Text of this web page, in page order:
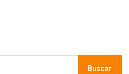
Buscar